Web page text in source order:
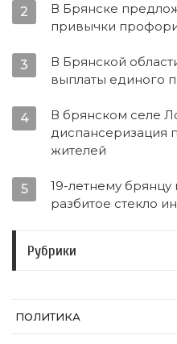
2
В Брянске
привычки
3
В Брянской
выплаты единого
4
В брянском селе
диспансеризация
жителей
5
19-летнему брянцу
разбитое стекло
Рубрики
ПОЛИТИКА